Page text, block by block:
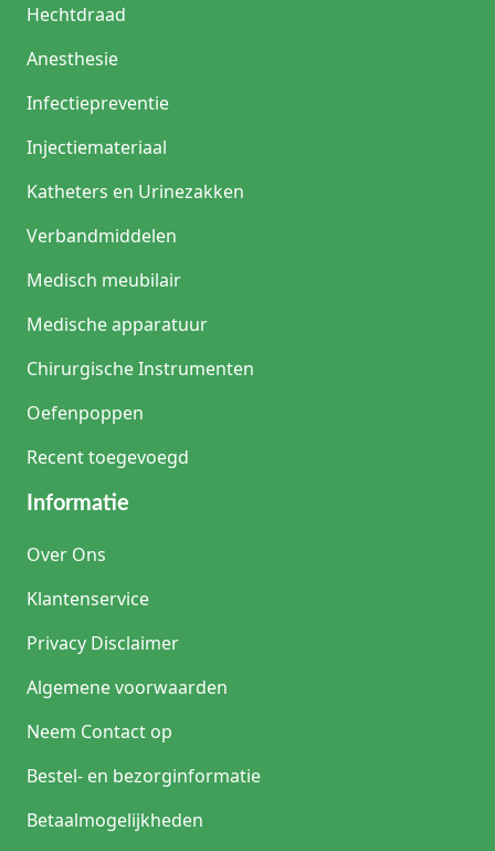
Hechtdraad
Anesthesie
Infectiepreventie
Injectiemateriaal
Katheters en Urinezakken
Verbandmiddelen
Medisch meubilair
Medische apparatuur
Chirurgische Instrumenten
Oefenpoppen
Recent toegevoegd
Informatie
Over Ons
Klantenservice
Privacy Disclaimer
Algemene voorwaarden
Neem Contact op
Bestel- en bezorginformatie
Betaalmogelijkheden